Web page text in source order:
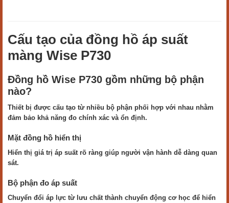
Cấu tạo của đồng hồ áp suất
màng Wise P730
Đồng hồ Wise P730 gồm những bộ phận
nào?
Thiết bị được cấu tạo từ nhiều bộ phận phối hợp với nhau nhằm
đảm bảo khả năng đo chính xác và ổn định.
Mặt đồng hồ hiển thị
Hiển thị giá trị áp suất rõ ràng giúp người vận hành dễ dàng quan
sát.
Bộ phận đo áp suất
Chuyển đổi áp lực từ lưu chất thành chuyển động cơ học để hiển